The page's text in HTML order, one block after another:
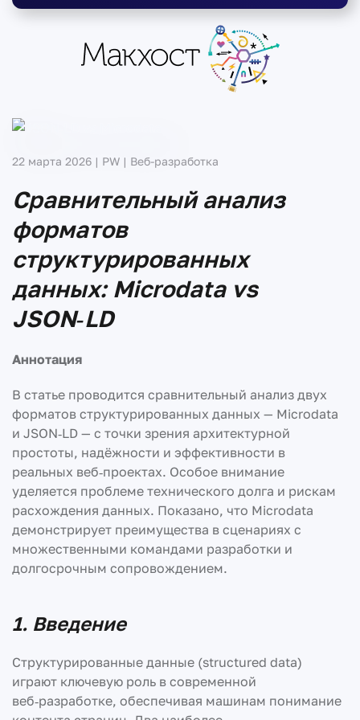
22 марта 2026 | PW | Веб-разработка
Сравнительный анализ
форматов
структурированных
данных: Microdata vs
JSON‑LD
Аннотация
В статье проводится сравнительный анализ двух
форматов структурированных данных — Microdata
и JSON‑LD — с точки зрения архитектурной
простоты, надёжности и эффективности в
реальных веб‑проектах. Особое внимание
уделяется проблеме технического долга и рискам
расхождения данных. Показано, что Microdata
демонстрирует преимущества в сценариях с
множественными командами разработки и
долгосрочным сопровождением.
1. Введение
Структурированные данные (structured data)
играют ключевую роль в современной
веб‑разработке, обеспечивая машинам понимание